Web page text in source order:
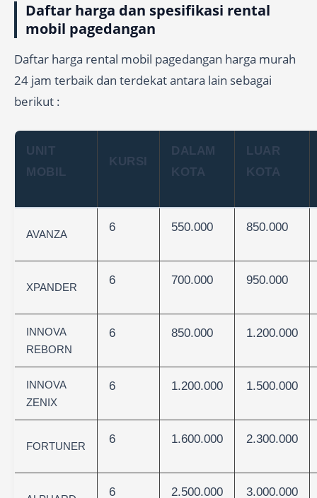
Daftar harga dan spesifikasi rental
mobil pagedangan
Daftar harga rental mobil pagedangan harga murah
24 jam terbaik dan terdekat antara lain sebagai
berikut :
UNIT
MOBIL
KURSI
DALAM
KOTA
LUAR
KOTA
AVANZA
6 550.000 850.000
XPANDER
6 700.000 950.000
INNOVA
REBORN
6 850.000 1.200.000
INNOVA
ZENIX
6 1.200.000 1.500.000
FORTUNER
6 1.600.000 2.300.000
6 2.500.000 3.000.000